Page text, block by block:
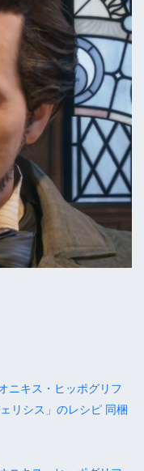
ニキス・ヒッポグリフ
リシス」のレシピ 同梱